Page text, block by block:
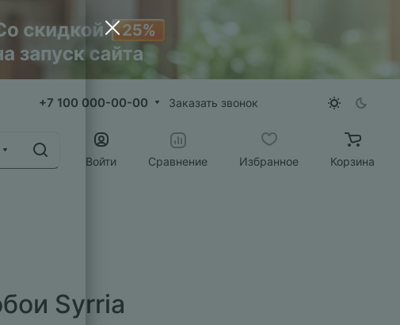
+7 100 000-00-00 Заказать звонок
Войти
Сравнение Избранное Корзина
Syrria